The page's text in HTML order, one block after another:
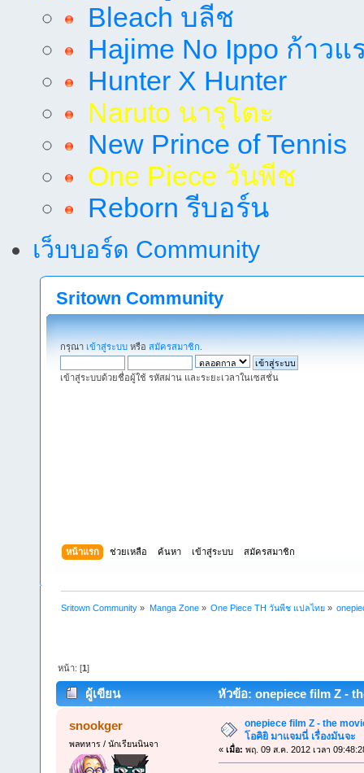
Bleach บลีช
Hajime No Ippo ก้าวแ
Hunter X Hunter
Naruto นารุโตะ
New Prince of Tennis
One Piece วันพีช
Reborn รีบอร์น
เว็บบอร์ด Community
Sritown Community
กรุณา เข้าสู่ระบบ หรือ สมัครสมาชิก
เข้าสู่ระบบด้วยชื่อผู้ใช้ รหัสผ่าน และระยะเวลาในเซสชั่น
หน้าแรก ช่วยเหลือ ค้นหา เข้าสู่ระบบ สมัครสมาชิก
Sritown Community » Manga Zone» One Piece TH วันพีช แปลไทย»
หน้า: [1]
ผู้เขียน
หัวข้อ: onepiece film Z -
19607 ครั้ง)
snookger
พลทหาร / นักเรียนนินจา
onepiece film Z - the
โอคิยิ มาแจมนี่ เรื่องมันจะ
« เมื่อ: พฤ. 09 ส.ค. 2012 เวลา